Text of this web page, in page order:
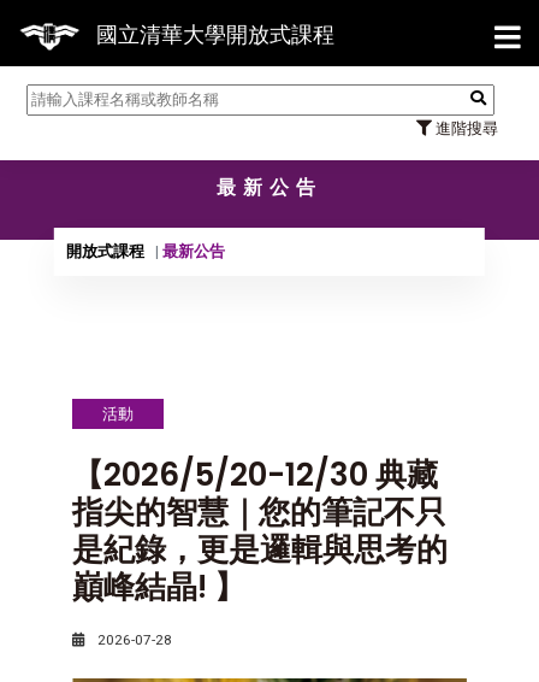
國立清華大學開放式課程
進階搜尋
【
最新公告
開放式課程 最新公告
活動
【2026/5/20-12/30 典藏
指尖的智慧｜您的筆記不只
是紀錄，更是邏輯與思考的
巔峰結晶! 】
2026-07-28